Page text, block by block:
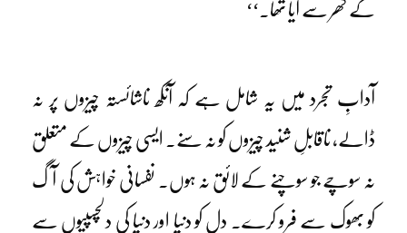
کے گھر سے آیا تھا۔‘‘
آدابِ تجرد میں یہ شامل ہے کہ آنکھ ناشائستہ چیزوں پر نہ
ڈالے، ناقابلِ شنید چیزوں کو نہ سنے۔ ایسی چیزوں کے متعلق
نہ سوچے جو سوچنے کے لائق نہ ہوں۔ نفسانی خواہش کی آگ
کو بھوک سے فرو کرے۔ دل کو دنیا اور دنیا کی دلچسپیوں سے